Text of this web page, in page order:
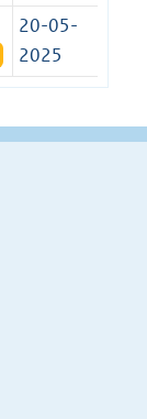
20-05-
2025